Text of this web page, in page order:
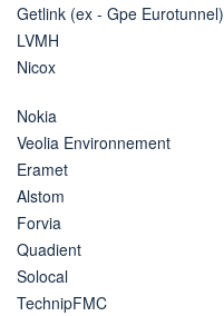
Getlink (ex - Gpe Eurotunnel)
LVMH
Nicox
Nokia
Veolia Environnement
Eramet
Alstom
Forvia
Quadient
Solocal
TechnipFMC